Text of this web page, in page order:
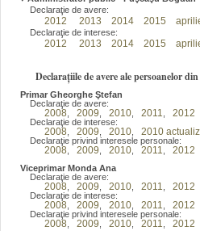
Declaraţie de avere:
2012 2013 2014 2015
Declaraţie de interese:
2012 2013 2014 2015
Declarațiile de avere ale persoanelor
Primar Gheorghe Ştefan
Declaraţie de avere:
2008 2009 2010 2011 2012
Declaraţie de interese:
2008 2009 2010 2010
Declaraţie privind interesele personale:
2008 2009 2010 2011 2012
Viceprimar Monda Ana
Declaraţie de avere:
2008 2009 2010 2011 2012
Declaraţie de interese:
2008 2009 2010 2011 2012
Declaraţie privind interesele personale:
2008 2009 2010 2011 2012